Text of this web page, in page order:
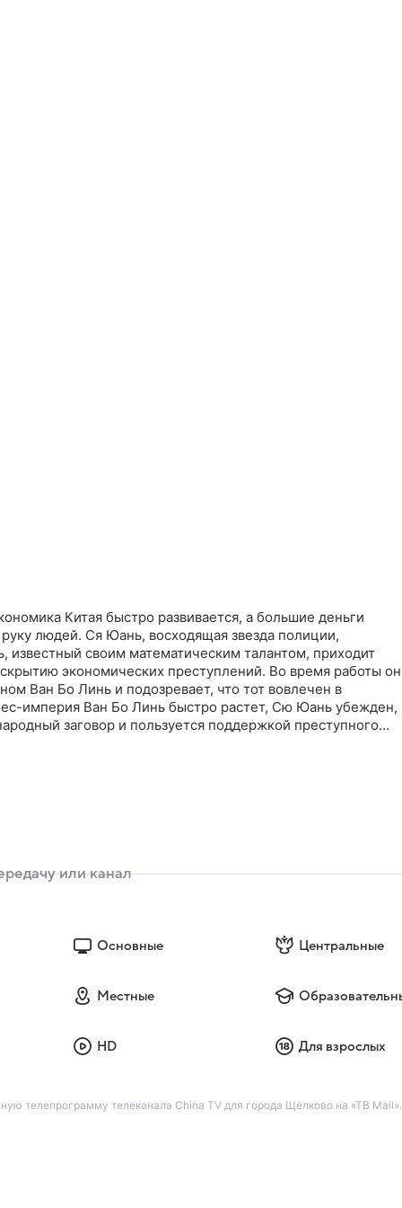
Китая быстро развивается, а большие деньги
людей. Ся Юань, восходящая звезда полиции,
известный своим математическим талантом, приходит
экономических преступлений. Во время работы он
Ван Бо Линь и подозревает, что тот вовлечен в
империя Ван Бо Линь быстро растет, Сю Юань убежден,
заговор и пользуется поддержкой преступного
Основные Центральные
Местные
HD Для взрослых
телепрограмму телеканала China TV для города Щелково на «ТВ Mail».